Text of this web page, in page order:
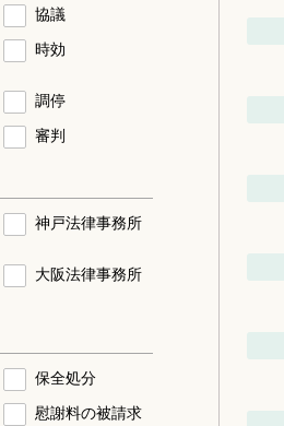
協議
時効
調停
審判
神戸法律事務所
大阪法律事務所
保全処分
慰謝料の被請求